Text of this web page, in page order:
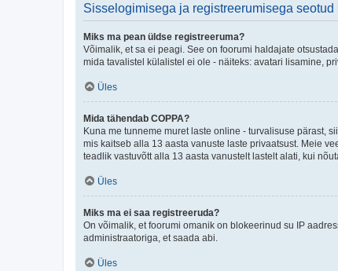
Sisselogimisega ja registreerumisega seotud
Miks ma pean üldse registreeruma?
Võimalik, et sa ei peagi. See on foorumi haldajate
mida tavalistel külalistel ei ole - näiteks: avatari lisamine,
Üles
Mida tähendab COPPA?
Kuna me tunneme muret laste online - turvalisuse pärast,
mis kaitseb alla 13 aasta vanuste laste privaatsust. Meie
teadlik vastuvõtt alla 13 aasta vanustelt lastelt alati, kui
Üles
Miks ma ei saa registreeruda?
On võimalik, et foorumi omanik on blokeerinud su IP
administraatoriga, et saada abi.
Üles